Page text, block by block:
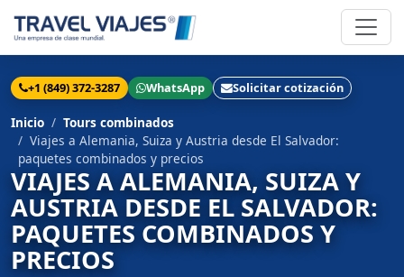
+1 (849) 372-3287 WhatsApp Solicitar cotización
Inicio
Tours combinados
Viajes a Alemania, Suiza y Austria desde El Salvador:
paquetes combinados y precios
VIAJES A ALEMANIA, SUIZA Y
AUSTRIA DESDE EL SALVADOR:
PAQUETES COMBINADOS Y
PRECIOS